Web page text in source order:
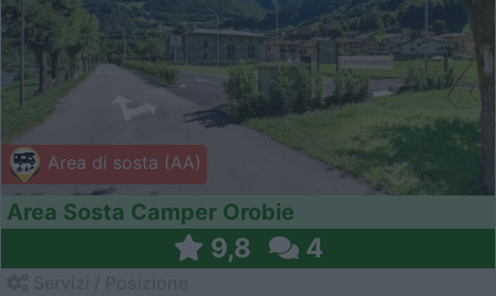
Area di sosta (AA)
Area Sosta Camper Orobie
9,8 4